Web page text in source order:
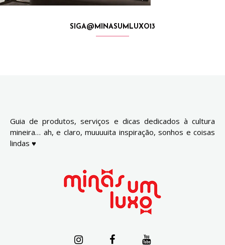
SIGA@MINASUMLUXO13
Guia de produtos, serviços e dicas dedicados à cultura
mineira… ah, e claro, muuuuita inspiração, sonhos e coisas
lindas ♥